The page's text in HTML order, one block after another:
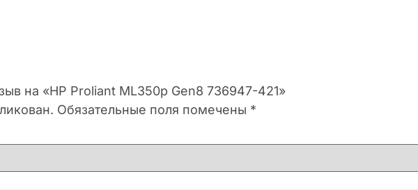
на «HP Proliant ML350p Gen8 736947-421»
Обязательные поля помечены *